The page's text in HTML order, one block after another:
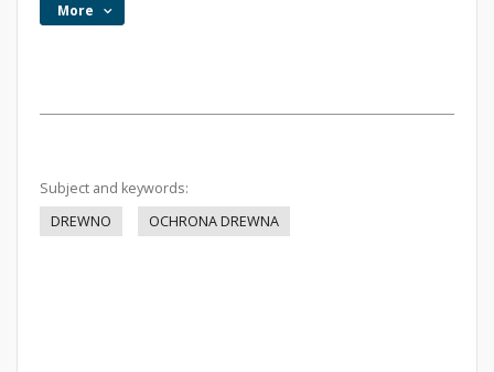
More
Subject and keywords:
DREWNO
OCHRONA DREWNA